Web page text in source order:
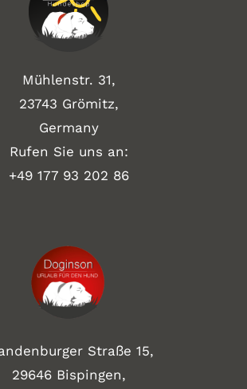
Mühlenstr. 31,
23743 Grömitz,
Germany
Rufen Sie uns an:
+49 177 93 202 86
Straße 15,
29646 Bispingen,